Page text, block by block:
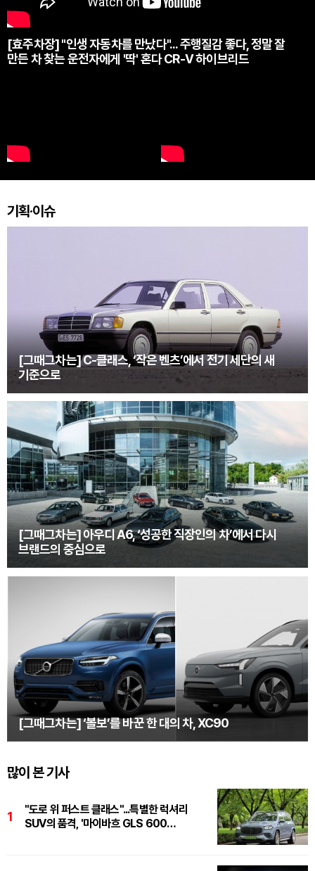
[효주차장] "인생 자동차를 만났다"... 주행질감 좋다, 정말 잘
만든 차 찾는 운전자에게 '딱' 혼다 CR-V 하이브리드
기획·이슈
[그때그차는] C-클래스, ‘작은 벤츠’에서 전기 세단의 새
기준으로
[그때그차는] 아우디 A6, ‘성공한 직장인의 차’에서 다시
브랜드의 중심으로
[그때그차는] ‘볼보’를 바꾼 한 대의 차, XC90
많이 본 기사
1
"도로 위 퍼스트 클래스"...특별한 럭셔리
SUV의 품격, '마이바흐 GLS 600